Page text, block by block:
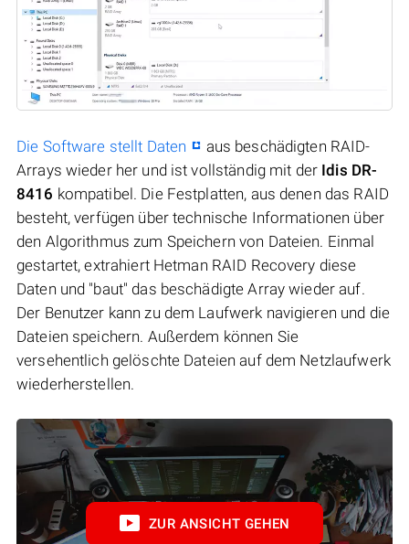
Die Software stellt Daten
aus beschädigten RAID-
Arrays wieder her und ist vollständig mit der Idis DR-
8416 kompatibel. Die Festplatten, aus denen das RAID
besteht, verfügen über technische Informationen über
den Algorithmus zum Speichern von Dateien. Einmal
gestartet, extrahiert Hetman RAID Recovery diese
Daten und "baut" das beschädigte Array wieder auf.
Der Benutzer kann zu dem Laufwerk navigieren und die
Dateien speichern. Außerdem können Sie
versehentlich gelöschte Dateien auf dem Netzlaufwerk
wiederherstellen.
ZUR ANSICHT GEHEN